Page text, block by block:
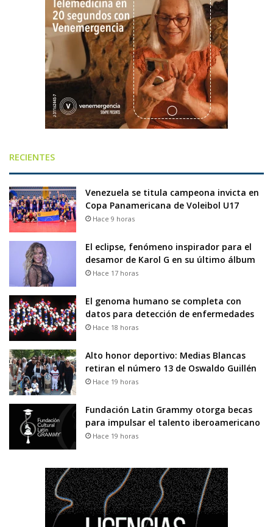
RECIENTES
Venezuela se titula campeona invicta en
Copa Panamericana de Voleibol U17
Hace 9 horas
El eclipse, fenómeno inspirador para el
desamor de Karol G en su último álbum
Hace 17 horas
El genoma humano se completa con
datos para detección de enfermedades
Hace 18 horas
Alto honor deportivo: Medias Blancas
retiran el número 13 de Oswaldo Guillén
Hace 19 horas
Fundación Latin Grammy otorga becas
para impulsar el talento iberoamericano
Hace 19 horas